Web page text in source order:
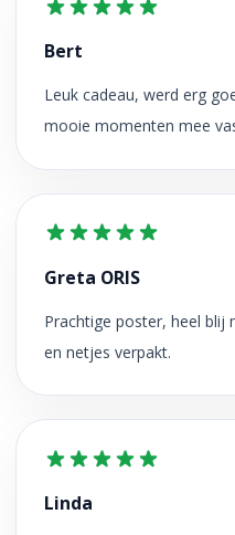
Bert
Leuk cadeau, werd erg
mooie momenten mee
Greta ORIS
Prachtige poster, heel blij
en netjes verpakt.
Linda